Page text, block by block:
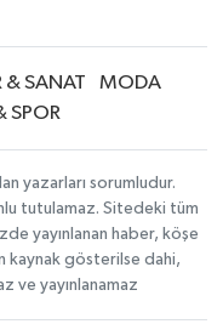
& SANAT
MODA
SPOR
yazarları sorumludur.
tutulamaz. Sitedeki tüm
yayınlanan haber, köşe
kaynak gösterilse dahi,
ve yayınlanamaz